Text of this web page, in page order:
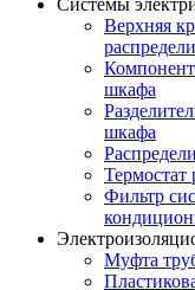
Системы
Верхняя
шкафа
шкафа
Термостат
Фильтр
Муфта